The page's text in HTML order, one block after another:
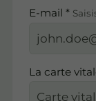
E-mail *
La carte